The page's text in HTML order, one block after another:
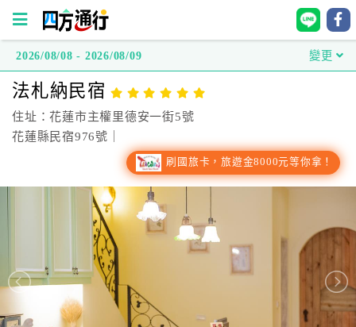
方
通
行
訂
房
2026/08/08 - 2026/08/09 變更
法札納民宿
住址：花蓮市主權里德安一街5號
花蓮縣民宿976號｜
刷國旅卡，旅遊金8000元等你拿！